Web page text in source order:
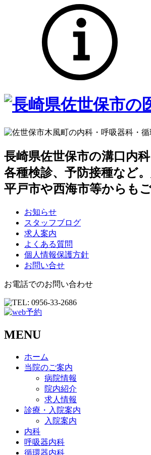
長崎県佐世保市の溝口内
各種検診、予防接種など
平戸市や西海市等からも
お知らせ
スタッフブログ
求人案内
よくある質問
個人情報保護方針
お問い合せ
お電話でのお問い合わせ
MENU
ホーム
当院のご案内
病院情報
院内紹介
求人情報
診療・入院案内
入院案内
内科
呼吸器内科
循環器内科